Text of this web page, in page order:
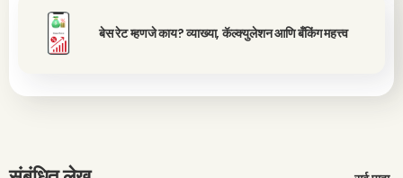
बेस रेट म्हणजे काय? व्याख्या, कॅल्क्युलेशन आणि बँकिंग महत्त्व